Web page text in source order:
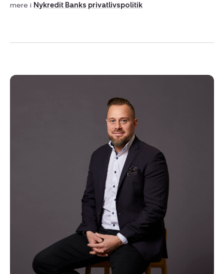
mere i Nykredit Banks privatlivspolitik